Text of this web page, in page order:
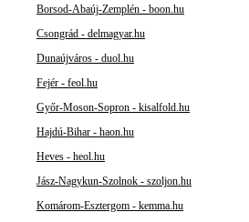
Borsod-Abaúj-Zemplén - boon.hu
Csongrád - delmagyar.hu
Dunaújváros - duol.hu
Fejér - feol.hu
Győr-Moson-Sopron - kisalfold.hu
Hajdú-Bihar - haon.hu
Heves - heol.hu
Jász-Nagykun-Szolnok - szoljon.hu
Komárom-Esztergom - kemma.hu